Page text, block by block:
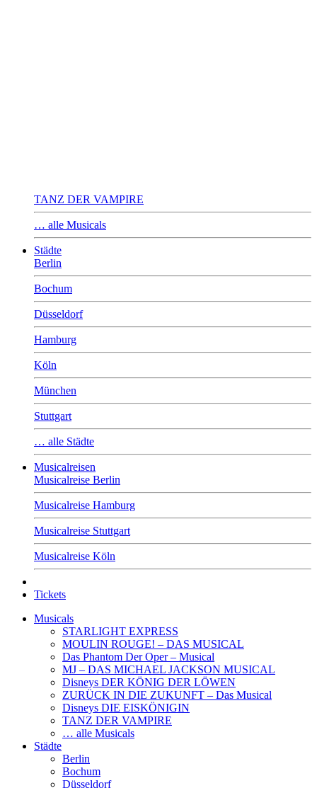
TANZ DER VAMPIRE
… alle Musicals
Städte
Berlin
Bochum
Düsseldorf
Hamburg
Köln
München
Stuttgart
… alle Städte
Musicalreisen
Musicalreise Berlin
Musicalreise Hamburg
Musicalreise Stuttgart
Musicalreise Köln
Tickets
Musicals
STARLIGHT EXPRESS
MOULIN ROUGE! – DAS MUSICAL
Das Phantom Der Oper – Musical
MJ – DAS MICHAEL JACKSON MUSICAL
Disneys DER KÖNIG DER LÖWEN
ZURÜCK IN DIE ZUKUNFT – Das Musical
Disneys DIE EISKÖNIGIN
TANZ DER VAMPIRE
… alle Musicals
Städte
Berlin
Bochum
Düsseldorf